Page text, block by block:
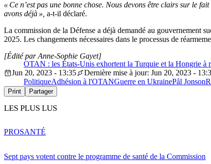
« Ce n’est pas une bonne chose. Nous devons être clairs sur le
avons déjà », a-t-il déclaré.
La commission de la Défense a déjà demandé au gouvernement
2025. Les changements nécessaires dans le processus de
OTAN : les États-Unis exhortent la Turquie et la Hongrie à
[Édité par Anne-Sophie Gayet]
Jun 20, 2023 - 13:35
Dernière mise à jour: Jun 20, 2023 -
PolitiqueAdhésion à l'OTANGuerre en UkrainePål Jonson
Print Partager
LES PLUS LUS
Sept pays votent contre le programme de santé de la Commission
PROSANTÉ